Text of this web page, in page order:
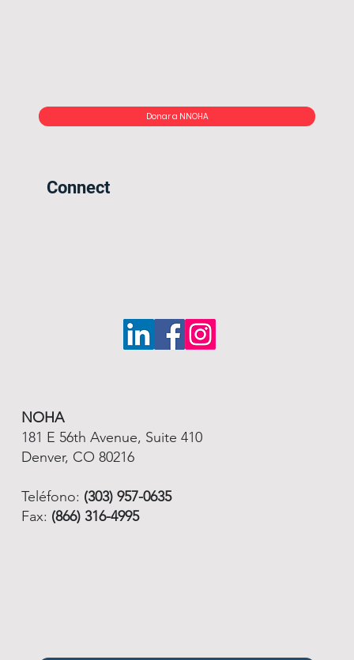
Donar a NNOHA
Connect
NOHA
181 E 56th Avenue, Suite 410
Denver, CO 80216
Teléfono: (303) 957-0635
Fax: (866) 316-4995